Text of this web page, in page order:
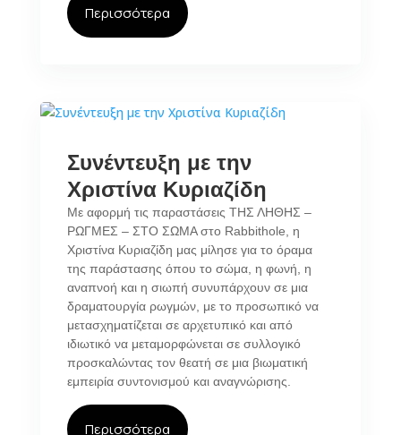
Περισσότερα
Συνέντευξη με την
Χριστίνα Κυριαζίδη
Με αφορμή τις παραστάσεις ΤΗΣ ΛΗΘΗΣ –
ΡΩΓΜΕΣ – ΣΤΟ ΣΩΜΑ στο Rabbithole, η
Χριστίνα Κυριαζίδη μας μίλησε για το όραμα
της παράστασης όπου το σώμα, η φωνή, η
αναπνοή και η σιωπή συνυπάρχουν σε μια
δραματουργία ρωγμών, με το προσωπικό να
μετασχηματίζεται σε αρχετυπικό και από
ιδιωτικό να μεταμορφώνεται σε συλλογικό
προσκαλώντας τον θεατή σε μια βιωματική
εμπειρία συντονισμού και αναγνώρισης.
Περισσότερα